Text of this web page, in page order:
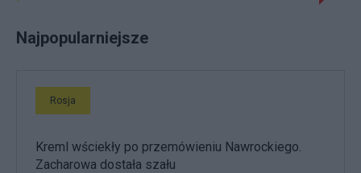
Najpopularniejsze
Rosja
Kreml wściekły po przemówieniu Nawrockiego.
Zacharowa dostała szału